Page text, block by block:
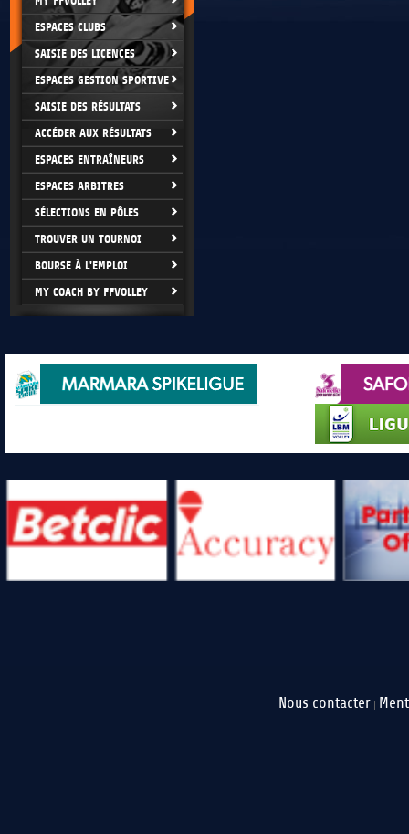
ESPACES CLUBS
SAISIE DES LICENCES
ESPACES GESTION SPORTIVE
SAISIE DES RÉSULTATS
ACCÉDER AUX RÉSULTATS
ESPACES ENTRAÎNEURS
ESPACES ARBITRES
SÉLECTIONS EN PÔLES
TROUVER UN TOURNOI
BOURSE À L'EMPLOI
MY COACH BY FFVOLLEY
Nous contacter |